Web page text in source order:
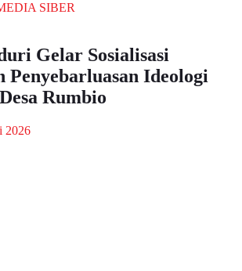
SIBER
Gelar Sosialisasi
Penyebarluasan Ideologi
Rumbio
2026